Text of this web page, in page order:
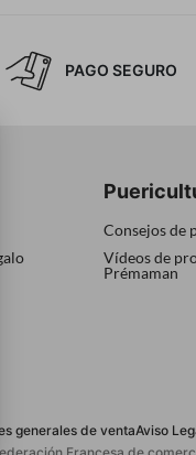
PAGO SEGURO
Consejos de
Vídeos de
Prémaman
generales de ventaAviso